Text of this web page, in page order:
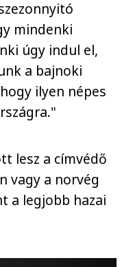
mindenki
úgy indul el,
a bajnoki
ilyen népes
lesz a címvédő
vagy a norvég
a legjobb hazai